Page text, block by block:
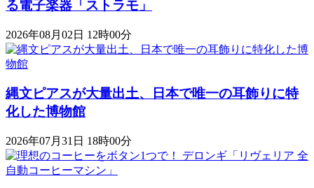
る電子楽器「ストラモ」
2026年08月02日 12時00分
縄文ピアスが大量出土、日本で唯一の耳飾りに特
化した博物館
2026年07月31日 18時00分